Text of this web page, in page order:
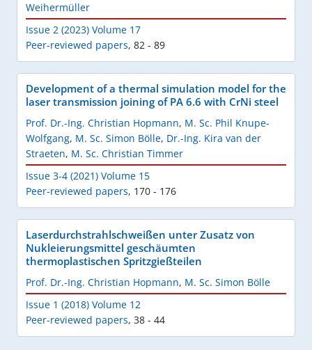
Weihermüller
Issue 2 (2023) Volume 17
Peer-reviewed papers, 82 - 89
Development of a thermal simulation model for the
laser transmission joining of PA 6.6 with CrNi steel
Prof. Dr.-Ing. Christian Hopmann, M. Sc. Phil Knupe-
Wolfgang, M. Sc. Simon Bölle, Dr.-Ing. Kira van der
Straeten, M. Sc. Christian Timmer
Issue 3-4 (2021) Volume 15
Peer-reviewed papers, 170 - 176
Laserdurchstrahlschweißen unter Zusatz von
Nukleierungsmittel geschäumten
thermoplastischen Spritzgießteilen
Prof. Dr.-Ing. Christian Hopmann, M. Sc. Simon Bölle
Issue 1 (2018) Volume 12
Peer-reviewed papers, 38 - 44